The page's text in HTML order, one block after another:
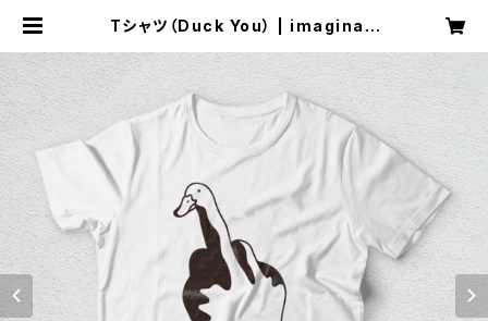
Tシャツ（Duck You） | imaginati